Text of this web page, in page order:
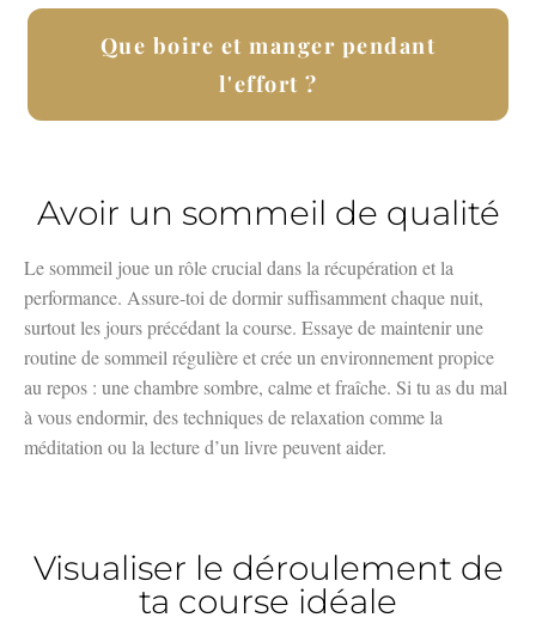
Que boire et manger pendant
l'effort ?
Avoir un sommeil de qualité
Le sommeil joue un rôle crucial dans la récupération et la
performance. Assure-toi de dormir suffisamment chaque nuit,
surtout les jours précédant la course. Essaye de maintenir une
routine de sommeil régulière et crée un environnement propice
au repos : une chambre sombre, calme et fraîche. Si tu as du mal
à vous endormir, des techniques de relaxation comme la
méditation ou la lecture d’un livre peuvent aider.
Visualiser le déroulement de
ta course idéale